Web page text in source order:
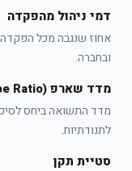
דמי ניהול מהפקדה
ובחברה.
מדד שארפ (Sharpe Ratio)
מדד התשואה ביחס
לתנודתיות.
סטיית תקן